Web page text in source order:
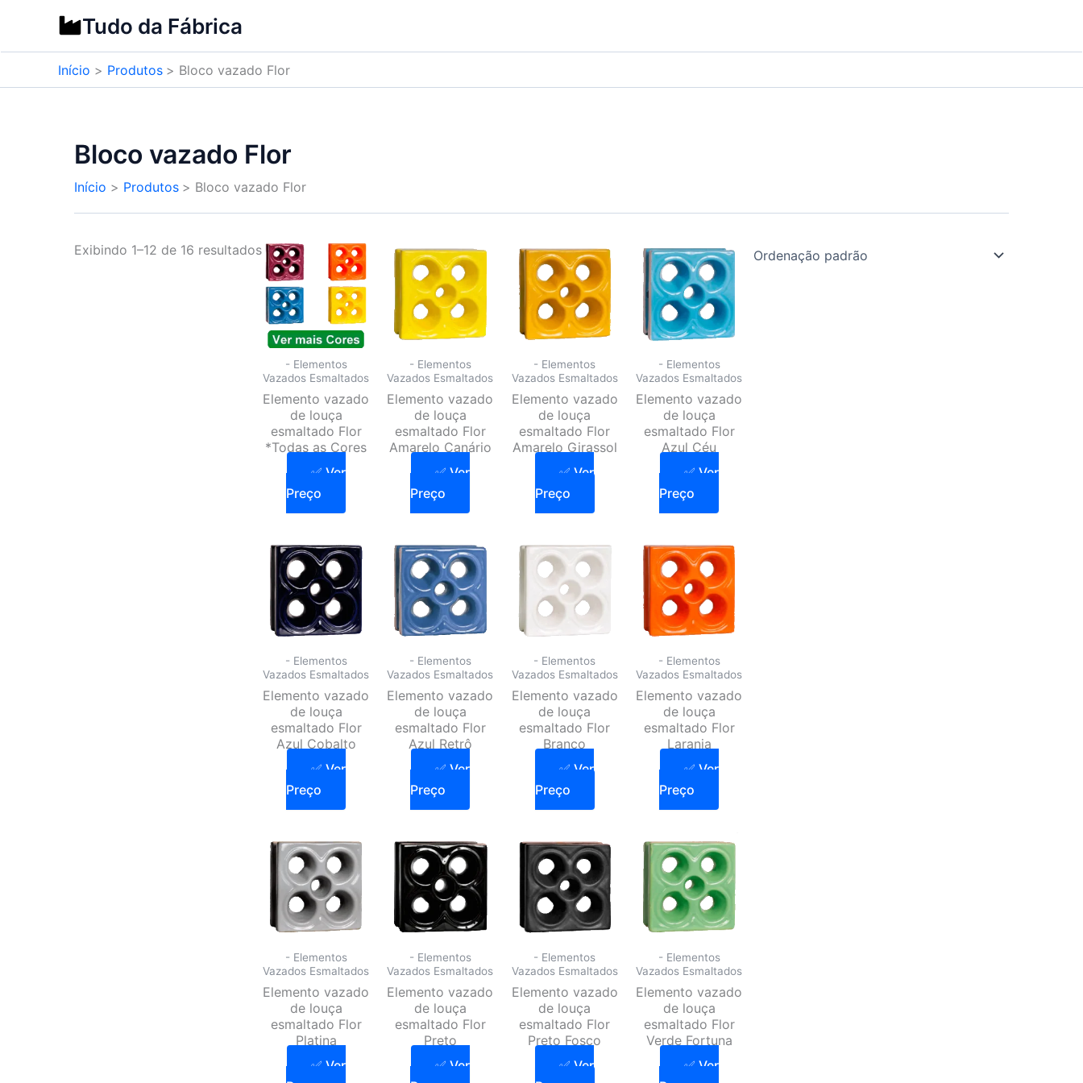
o
Tudo da Fábrica
Início Produtos Bloco vazado Flor
Bloco vazado Flor
Início Produtos Bloco vazado Flor
Exibindo 1–12 de 16 resultados
- Elementos
Vazados Esmaltados
Elemento vazado
de louça
esmaltado Flor
*Todas as Cores
✅ Ver
Preço
- Elementos
Vazados Esmaltados
Elemento vazado
de louça
esmaltado Flor
Amarelo Canário
✅ Ver
Preço
- Elementos
Vazados Esmaltados
Elemento vazado
de louça
esmaltado Flor
Amarelo Girassol
✅ Ver
Preço
- Elementos
Vazados Esmaltados
Elemento vazado
de louça
esmaltado Flor
Azul Céu
✅ Ver
Preço
- Elementos
Vazados Esmaltados
Elemento vazado
de louça
esmaltado Flor
Azul Cobalto
✅ Ver
Preço
- Elementos
Vazados Esmaltados
Elemento vazado
de louça
esmaltado Flor
Azul Retrô
✅ Ver
Preço
- Elementos
Vazados Esmaltados
Elemento vazado
de louça
esmaltado Flor
Branco
✅ Ver
Preço
- Elementos
Vazados Esmaltados
Elemento vazado
de louça
esmaltado Flor
Laranja
✅ Ver
Preço
- Elementos
Vazados Esmaltados
Elemento vazado
de louça
esmaltado Flor
Platina
✅ Ver
- Elementos
Vazados Esmaltados
Elemento vazado
de louça
esmaltado Flor
Preto
✅ Ver
- Elementos
Vazados Esmaltados
Elemento vazado
de louça
esmaltado Flor
Preto Fosco
✅ Ver
- Elementos
Vazados Esmaltados
Elemento vazado
de louça
esmaltado Flor
Verde Fortuna
✅ Ver